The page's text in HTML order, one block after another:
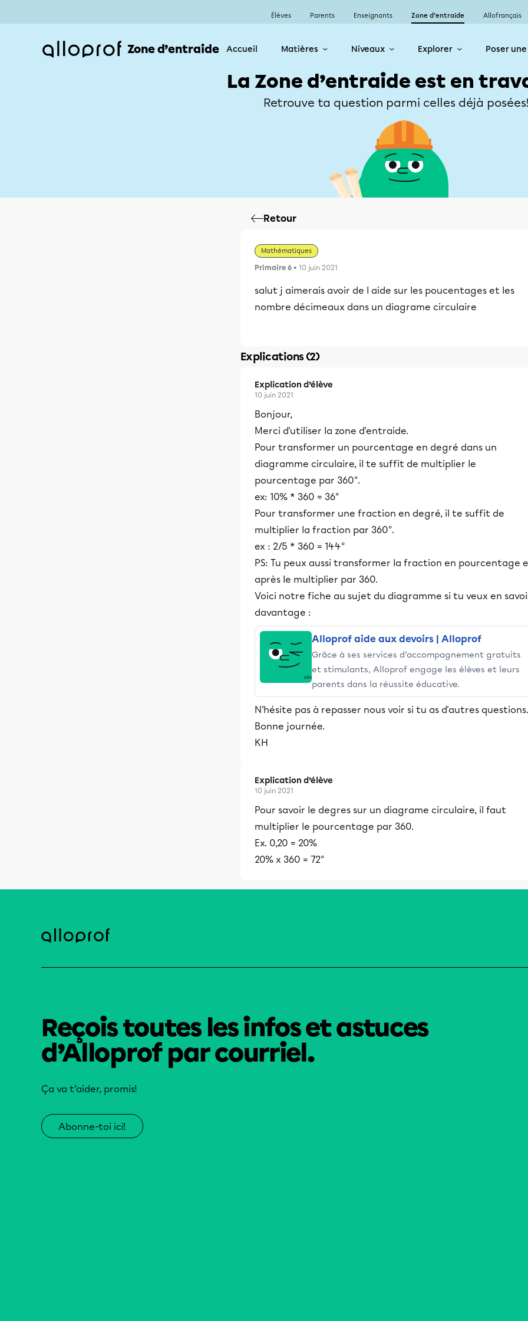
Élèves Parents Enseignants Zone d’entraide Allofrançais
Zone d’entraide Accueil Matières Niveaux Explorer Poser
La Zone d’entraide est en
Retrouve ta question parmi celles déjà posées!
Retour
Mathématiques
Primaire 6 • 10 juin 2021
salut j aimerais avoir de l aide sur les poucentages et les
nombre décimeaux dans un diagrame circulaire
Explications (2)
Explication d’élève
10 juin 2021
Bonjour,
Merci d'utiliser la zone d'entraide.
Pour transformer un pourcentage en degré dans un
diagramme circulaire, il te suffit de multiplier le
pourcentage par 360°.
ex: 10% * 360 = 36°
Pour transformer une fraction en degré, il te suffit de
multiplier la fraction par 360°.
ex : 2/5 * 360 = 144°
PS: Tu peux aussi transformer la fraction en pourcentage
après le multiplier par 360.
Voici notre fiche au sujet du diagramme si tu veux en
davantage :
Alloprof aide aux devoirs | Alloprof
Grâce à ses services d’accompagnement gratuits
et stimulants, Alloprof engage les élèves et leurs
parents dans la réussite éducative.
N'hésite pas à repasser nous voir si tu as d'autres questions.
Bonne journée.
KH
Explication d’élève
10 juin 2021
Pour savoir le degres sur un diagrame circulaire, il faut
multiplier le pourcentage par 360.
Ex. 0,20 = 20%
20% x 360 = 72°
Reçois toutes les infos et astuces
d’Alloprof par courriel.
Ça va t’aider, promis!
Abonne-toi ici!